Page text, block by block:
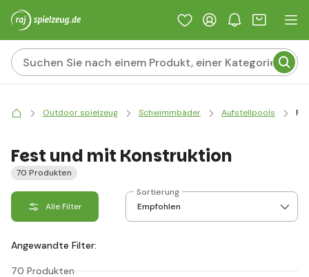
Outdoor spielzeug Schwimmbäder Aufstellpools
Fest und mit Konstruktion
70 Produkten
Alle Filter
Sortierung
Angewandte Filter:
70 Produkten